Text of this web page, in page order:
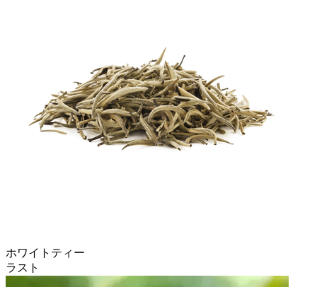
ホワイトティー
ラスト